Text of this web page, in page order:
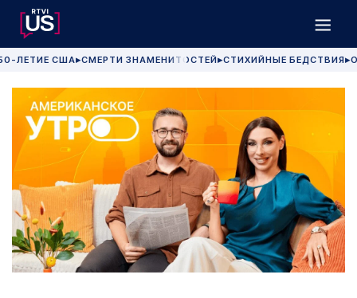
ЛЕТИЕ США▶СМЕРТИ ЗНАМЕНИТОСТЕЙ▶СТИХИЙНЫЕ БЕДСТВИЯ▶